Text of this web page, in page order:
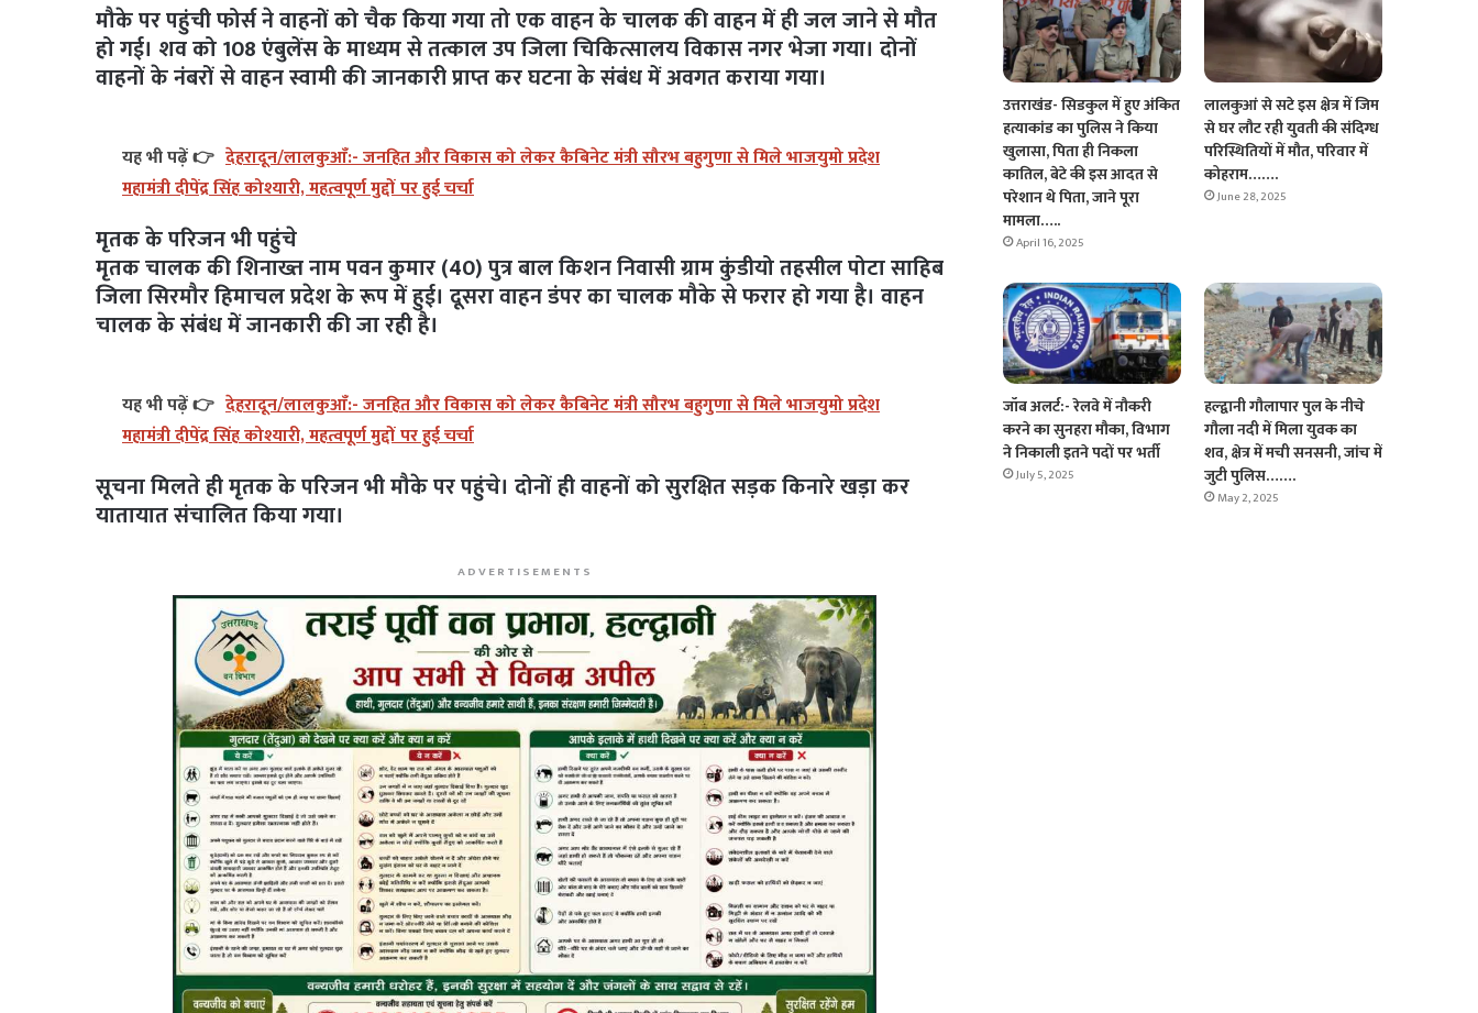
मौके पर पहुंची फोर्स ने वाहनों को चैक किया गया तो एक वाहन के चालक की वाहन में ही जल जाने से मौत
हो गई। शव को 108 एंबुलेंस के माध्यम से तत्काल उप जिला चिकित्सालय विकास नगर भेजा गया। दोनों
वाहनों के नंबरों से वाहन स्वामी की जानकारी प्राप्त कर घटना के संबंध में अवगत कराया गया।
यह भी पढ़ें 👉 देहरादून/लालकुआँ:- जनहित और विकास को लेकर कैबिनेट मंत्री सौरभ बहुगुणा से मिले भाजयुमो प्रदेश
महामंत्री दीपेंद्र सिंह कोश्यारी, महत्वपूर्ण मुद्दों पर हुई चर्चा
मृतक के परिजन भी पहुंचे
मृतक चालक की शिनाख्त नाम पवन कुमार (40) पुत्र बाल किशन निवासी ग्राम कुंडीयो तहसील पोटा साहिब
जिला सिरमौर हिमाचल प्रदेश के रूप में हुई। दूसरा वाहन डंपर का चालक मौके से फरार हो गया है। वाहन
चालक के संबंध में जानकारी की जा रही है।
यह भी पढ़ें 👉 देहरादून/लालकुआँ:- जनहित और विकास को लेकर कैबिनेट मंत्री सौरभ बहुगुणा से मिले भाजयुमो प्रदेश
महामंत्री दीपेंद्र सिंह कोश्यारी, महत्वपूर्ण मुद्दों पर हुई चर्चा
सूचना मिलते ही मृतक के परिजन भी मौके पर पहुंचे। दोनों ही वाहनों को सुरक्षित सड़क किनारे खड़ा कर
यातायात संचालित किया गया।
ADVERTISEMENTS
उत्तराखंड- सिडकुल में हुए अंकित
हत्याकांड का पुलिस ने किया
खुलासा, पिता ही निकला
कातिल, बेटे की इस आदत से
परेशान थे पिता, जाने पूरा
मामला…..
April 16, 2025
लालकुआं से सटे इस क्षेत्र में जिम
से घर लौट रही युवती की संदिग्ध
परिस्थितियों में मौत, परिवार में
कोहराम…….
June 28, 2025
जॉब अलर्ट:- रेलवे में नौकरी
करने का सुनहरा मौका, विभाग
ने निकाली इतने पदों पर भर्ती
July 5, 2025
हल्द्वानी गौलापार पुल के नीचे
गौला नदी में मिला युवक का
शव, क्षेत्र में मची सनसनी, जांच में
जुटी पुलिस…….
May 2, 2025